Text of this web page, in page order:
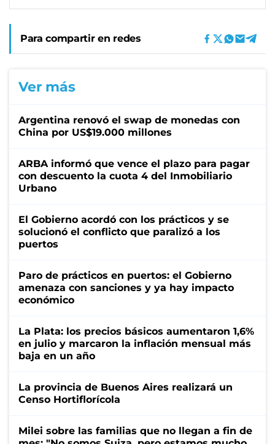
Para compartir en redes
Ver más
Argentina renovó el swap de monedas con
China por US$19.000 millones
ARBA informó que vence el plazo para pagar
con descuento la cuota 4 del Inmobiliario
Urbano
El Gobierno acordó con los prácticos y se
solucionó el conflicto que paralizó a los
puertos
Paro de prácticos en puertos: el Gobierno
amenaza con sanciones y ya hay impacto
económico
La Plata: los precios básicos aumentaron 1,6%
en julio y marcaron la inflación mensual más
baja en un año
La provincia de Buenos Aires realizará un
Censo Hortiflorícola
Milei sobre las familias que no llegan a fin de